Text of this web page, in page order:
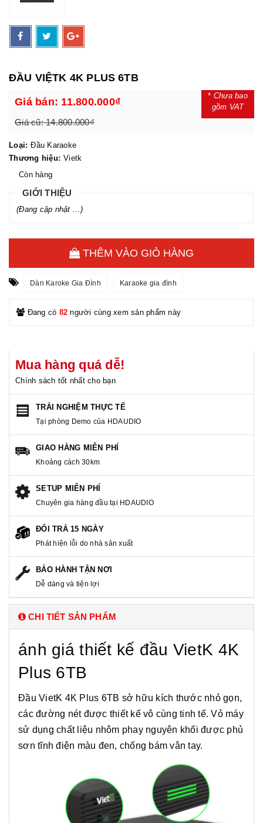
ĐẦU VIỆTK 4K PLUS 6TB
Giá bán: 11.800.000₫
Giá cũ:14.800.000₫
* Chưa bao
gồm VAT
Loại: Đầu Karaoke
Thương hiệu: Vietk
Còn hàng
GIỚI THIỆU
(Đang cập nhật ...)
THÊM VÀO GIỎ HÀNG
Dàn Karoke Gia Đình Karaoke gia đình
Đang có 82 người cùng xem sản phẩm này
Mua hàng quá dễ!
Chính sách tốt nhất cho bạn
TRẢI NGHIỆM THỰC TẾ
Tại phòng Demo của HDAUDIO
GIAO HÀNG MIỄN PHÍ
Khoảng cách 30km
SETUP MIỄN PHÍ
Chuyên gia hàng đầu tại HDAUDIO
ĐỔI TRẢ 15 NGÀY
Phát hiện lỗi do nhà sản xuất
BẢO HÀNH TẬN NƠI
Dễ dàng và tiện lợi
CHI TIẾT SẢN PHẨM
ánh giá thiết kế đầu VietK 4K
Plus 6TB
Đầu VietK 4K Plus 6TB sở hữu kích thước nhỏ gọn,
các đường nét được thiết kế vô cùng tinh tế. Vỏ máy
sử dụng chất liệu nhôm phay nguyên khối được phủ
sơn tĩnh điện màu đen, chống bám vân tay.